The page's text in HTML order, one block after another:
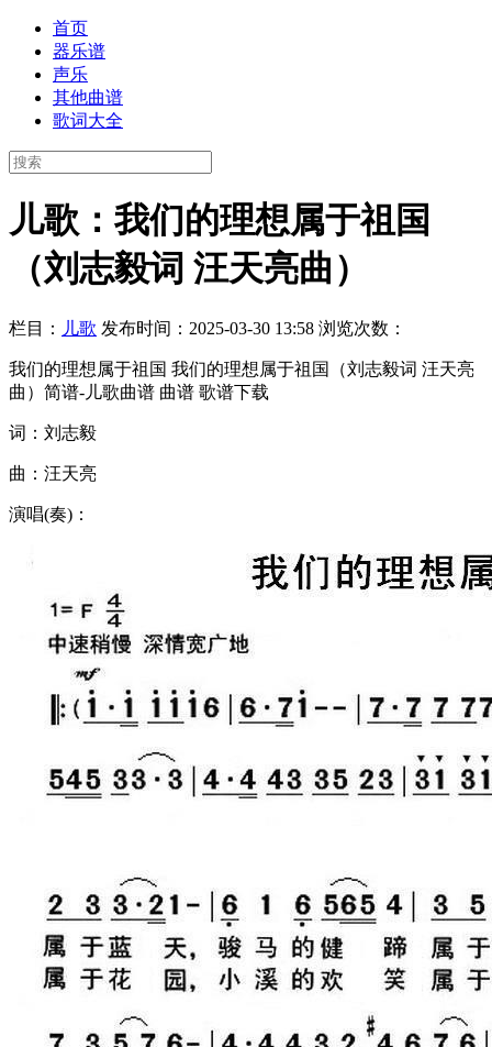
首页
器乐谱
声乐
其他曲谱
歌词大全
儿歌：我们的理想属于祖国
（刘志毅词 汪天亮曲）
栏目： 儿歌 发布时间：2025-03-30 13:58 浏览次数：
我们的理想属于祖国 我们的理想属于祖国（刘志毅词 汪天亮
曲）简谱-儿歌曲谱 曲谱 歌谱下载
词：刘志毅
曲：汪天亮
演唱(奏)：